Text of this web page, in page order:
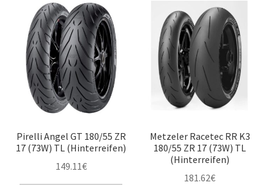
Pirelli Angel GT 180/55 ZR
17 (73W) TL (Hinterreifen)
149.11€
Metzeler Racetec RR K3
180/55 ZR 17 (73W) TL
(Hinterreifen)
181.62€